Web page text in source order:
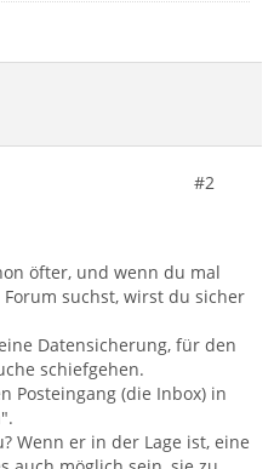
#2
öfter, und wenn du mal
suchst, wirst du sicher
Datensicherung, für den
schiefgehen.
Posteingang (die Inbox) in
Wenn er in der Lage ist, eine